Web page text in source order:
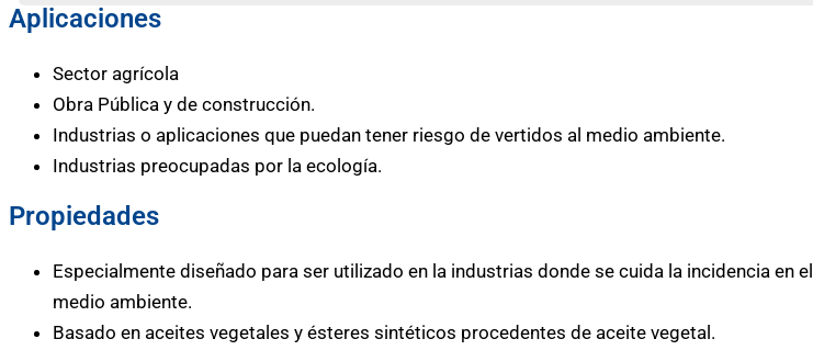
Aplicaciones
Sector agrícola
Obra Pública y de construcción.
Industrias o aplicaciones que puedan tener riesgo de vertidos al medio ambiente.
Industrias preocupadas por la ecología.
Propiedades
Especialmente diseñado para ser utilizado en la industrias donde se cuida la incidencia en el
medio ambiente.
Basado en aceites vegetales y ésteres sintéticos procedentes de aceite vegetal.